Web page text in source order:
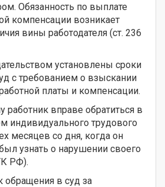
Обязанность по выплате
компенсации возникает
вины работодателя (ст. 236
установлены сроки
с требованием о взыскании
платы и компенсации.
вправе обратиться в
индивидуального трудового
месяцев со дня, когда он
узнать о нарушении своего
РФ).
обращения в суд за